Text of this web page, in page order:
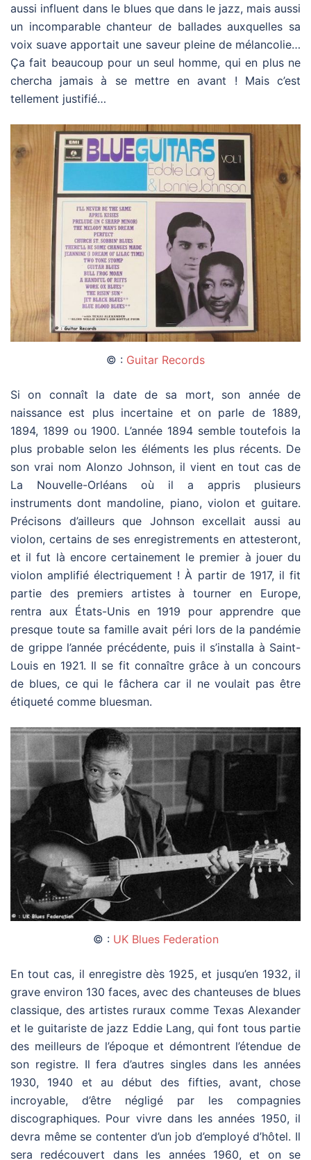
aussi influent dans le blues que dans le jazz, mais aussi
un incomparable chanteur de ballades auxquelles sa
voix suave apportait une saveur pleine de mélancolie…
Ça fait beaucoup pour un seul homme, qui en plus ne
chercha jamais à se mettre en avant ! Mais c’est
tellement justifié…
© : Guitar Records
Si on connaît la date de sa mort, son année de
naissance est plus incertaine et on parle de 1889,
1894, 1899 ou 1900. L’année 1894 semble toutefois la
plus probable selon les éléments les plus récents. De
son vrai nom Alonzo Johnson, il vient en tout cas de
La Nouvelle-Orléans où il a appris plusieurs
instruments dont mandoline, piano, violon et guitare.
Précisons d’ailleurs que Johnson excellait aussi au
violon, certains de ses enregistrements en attesteront,
et il fut là encore certainement le premier à jouer du
violon amplifié électriquement ! À partir de 1917, il fit
partie des premiers artistes à tourner en Europe,
rentra aux États-Unis en 1919 pour apprendre que
presque toute sa famille avait péri lors de la pandémie
de grippe l’année précédente, puis il s’installa à Saint-
Louis en 1921. Il se fit connaître grâce à un concours
de blues, ce qui le fâchera car il ne voulait pas être
étiqueté comme bluesman.
© : UK Blues Federation
En tout cas, il enregistre dès 1925, et jusqu’en 1932, il
grave environ 130 faces, avec des chanteuses de blues
classique, des artistes ruraux comme Texas Alexander
et le guitariste de jazz Eddie Lang, qui font tous partie
des meilleurs de l’époque et démontrent l’étendue de
son registre. Il fera d’autres singles dans les années
1930, 1940 et au début des fifties, avant, chose
incroyable, d’être négligé par les compagnies
discographiques. Pour vivre dans les années 1950, il
devra même se contenter d’un job d’employé d’hôtel. Il
sera redécouvert dans les années 1960, et on se